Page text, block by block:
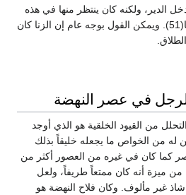
الدير، ولكنه كان ينتظر منها في هذه
الحال أن تهبه جزءاً من بائنتها(51). ويمكن القول بوجه عام إن الزنا كان
في عصر النهضة
من القيود الخلقية هو الذي أوجد
له من الخواص ما يجعله خليقاً بذلك
كما كان في غيره من العصور أكثر من
ميزة أنه كان ممتعاً طريفاً، ولعل
غير مألوف. وكان فلاح النهضة هو